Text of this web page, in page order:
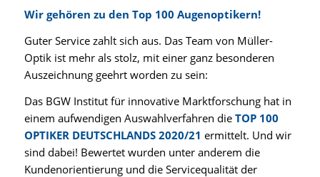
Wir gehören zu den Top 100 Augenoptikern!
Guter Service zahlt sich aus. Das Team von Müller-
Optik ist mehr als stolz, mit einer ganz besonderen
Auszeichnung geehrt worden zu sein:
Das BGW Institut für innovative Marktforschung hat in
einem aufwendigen Auswahlverfahren die TOP 100
OPTIKER DEUTSCHLANDS 2020/21 ermittelt. Und wir
sind dabei! Bewertet wurden unter anderem die
Kundenorientierung und die Servicequalität der